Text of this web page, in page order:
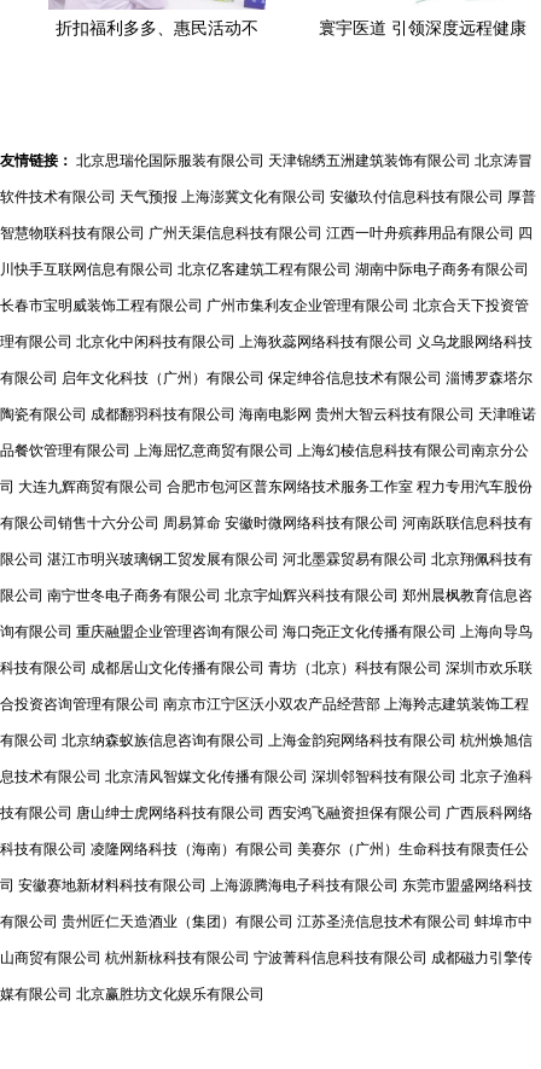
折扣福利多多、惠民活动不
寰宇医道 引领深度远程健康
友情链接： 北京思瑞伦国际服装有限公司 天津锦绣五洲建筑装饰有限公司 北京涛冒
软件技术有限公司 天气预报 上海澎冀文化有限公司 安徽玖付信息科技有限公司 厚普
智慧物联科技有限公司 广州天渠信息科技有限公司 江西一叶舟殡葬用品有限公司 四
川快手互联网信息有限公司 北京亿客建筑工程有限公司 湖南中际电子商务有限公司
长春市宝明威装饰工程有限公司 广州市集利友企业管理有限公司 北京合天下投资管
理有限公司 北京化中闲科技有限公司 上海狄蕊网络科技有限公司 义乌龙眼网络科技
有限公司 启年文化科技（广州）有限公司 保定绅谷信息技术有限公司 淄博罗森塔尔
陶瓷有限公司 成都翻羽科技有限公司 海南电影网 贵州大智云科技有限公司 天津唯诺
品餐饮管理有限公司 上海屈忆意商贸有限公司 上海幻棱信息科技有限公司南京分公
司 大连九辉商贸有限公司 合肥市包河区普东网络技术服务工作室 程力专用汽车股份
有限公司销售十六分公司 周易算命 安徽时微网络科技有限公司 河南跃联信息科技有
限公司 湛江市明兴玻璃钢工贸发展有限公司 河北墨霖贸易有限公司 北京翔佩科技有
限公司 南宁世冬电子商务有限公司 北京宇灿辉兴科技有限公司 郑州晨枫教育信息咨
询有限公司 重庆融盟企业管理咨询有限公司 海口尧正文化传播有限公司 上海向导鸟
科技有限公司 成都居山文化传播有限公司 青坊（北京）科技有限公司 深圳市欢乐联
合投资咨询管理有限公司 南京市江宁区沃小双农产品经营部 上海羚志建筑装饰工程
有限公司 北京纳森蚁族信息咨询有限公司 上海金韵宛网络科技有限公司 杭州焕旭信
息技术有限公司 北京清风智媒文化传播有限公司 深圳邻智科技有限公司 北京子渔科
技有限公司 唐山绅士虎网络科技有限公司 西安鸿飞融资担保有限公司 广西辰科网络
科技有限公司 凌隆网络科技（海南）有限公司 美赛尔（广州）生命科技有限责任公
司 安徽赛地新材料科技有限公司 上海源腾海电子科技有限公司 东莞市盟盛网络科技
有限公司 贵州匠仁天造酒业（集团）有限公司 江苏圣湸信息技术有限公司 蚌埠市中
山商贸有限公司 杭州新栐科技有限公司 宁波菁科信息科技有限公司 成都磁力引擎传
媒有限公司 北京赢胜坊文化娱乐有限公司